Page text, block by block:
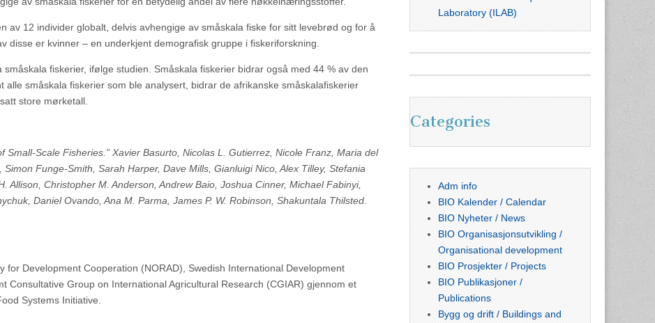
av 12 individer globalt, delvis avhengige av småskala fiske for sitt levebrød og for å
disse er kvinner – en underkjent demografisk gruppe i fiskeriforskning.
fiskerier, ifølge studien. Småskala fiskerier bidrar også med 44 % av den
småskala fiskerier som ble analysert, bidrar de afrikanske småskalafiskerier
store mørketall.
Small-Scale Fisheries.” Xavier Basurto, Nicolas L. Gutierrez, Nicole Franz, Maria del
Funge-Smith, Sarah Harper, Dave Mills, Gianluigi Nico, Alex Tilley, Stefania
Allison, Christopher M. Anderson, Andrew Baio, Joshua Cinner, Michael Fabinyi,
Daniel Ovando, Ana M. Parma, James P. W. Robinson, Shakuntala Thilsted.
for Development Cooperation (NORAD), Swedish International Development
Consultative Group on International Agricultural Research (CGIAR) gjennom et
Systems Initiative.
Laboratory (ILAB)
Categories
Adm info
BIO Kalender / Calendar
BIO Nyheter / News
BIO Organisasjonsutvikling /
Organisational development
BIO Prosjekter / Projects
BIO Publikasjoner /
Publications
Bygg og drift / Buildings and